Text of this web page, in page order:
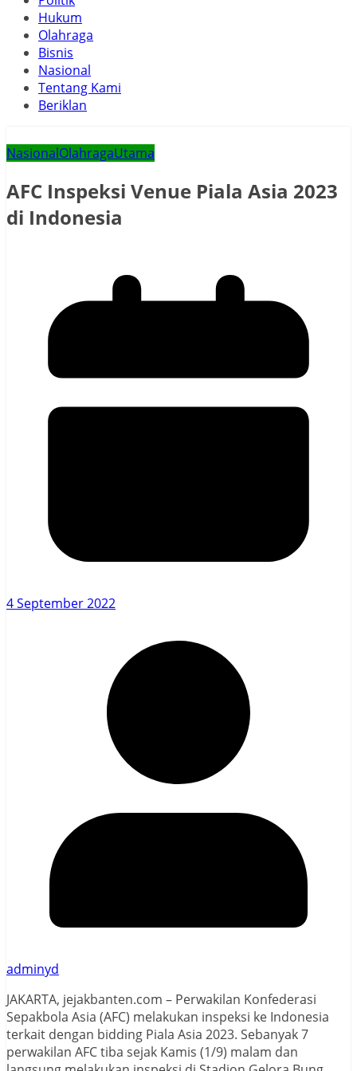
Hukum
Olahraga
Bisnis
Nasional
Tentang Kami
Beriklan
NasionalOlahragaUtama
AFC Inspeksi Venue Piala Asia 2023
di Indonesia
4 September 2022
adminyd
JAKARTA, jejakbanten.com – Perwakilan Konfederasi
Sepakbola Asia (AFC) melakukan inspeksi ke Indonesia
terkait dengan bidding Piala Asia 2023. Sebanyak 7
perwakilan AFC tiba sejak Kamis (1/9) malam dan